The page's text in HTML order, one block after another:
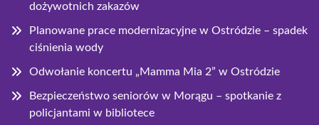
dożywotnich zakazów
Planowane prace modernizacyjne w Ostródzie – spadek
ciśnienia wody
Odwołanie koncertu „Mamma Mia 2” w Ostródzie
Bezpieczeństwo seniorów w Morągu – spotkanie z
policjantami w bibliotece